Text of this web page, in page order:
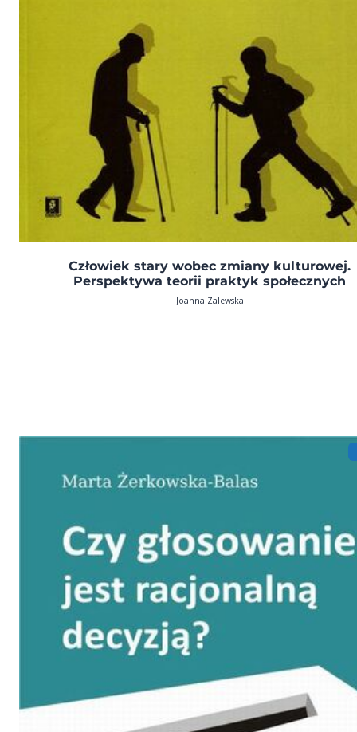
Człowiek stary wobec zmiany kulturowej.
Perspektywa teorii praktyk społecznych
Joanna Zalewska